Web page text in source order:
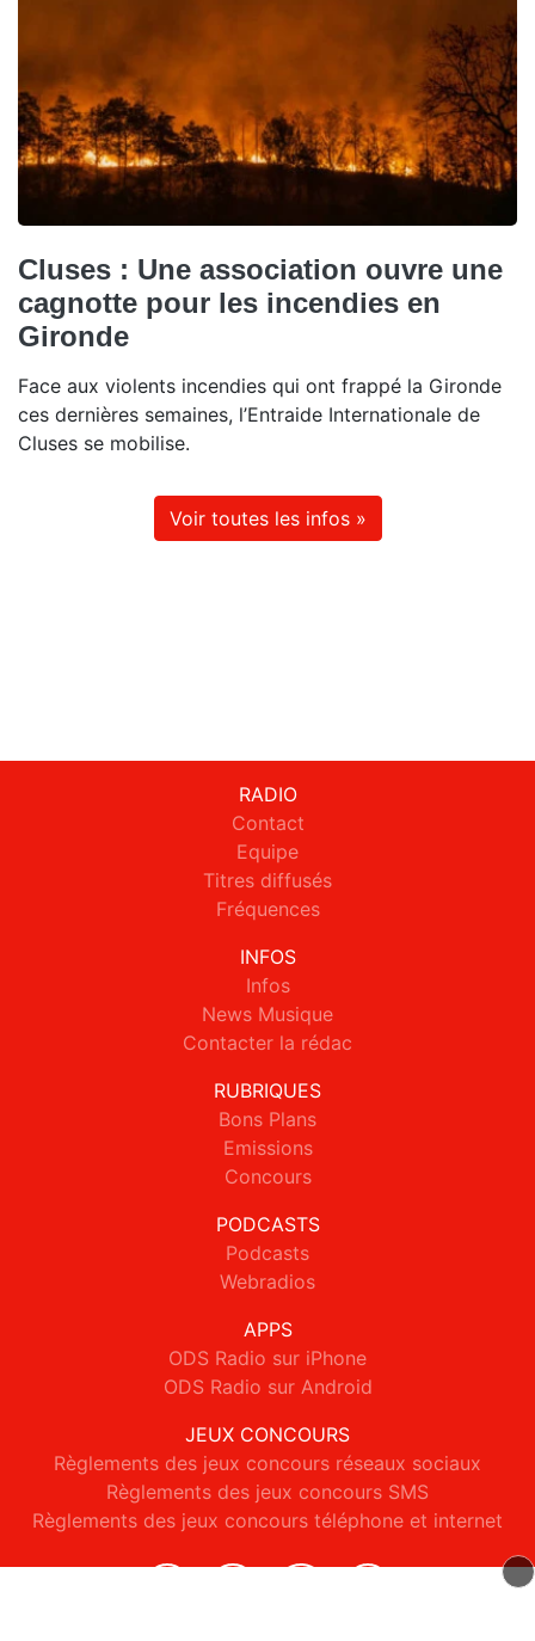
Cluses : Une association ouvre une
cagnotte pour les incendies en
Gironde
Face aux violents incendies qui ont frappé la Gironde
ces dernières semaines, l’Entraide Internationale de
Cluses se mobilise.
Voir toutes les infos »
RADIO
Contact
Equipe
Titres diffusés
Fréquences
INFOS
Infos
News Musique
Contacter la rédac
RUBRIQUES
Bons Plans
Emissions
Concours
PODCASTS
Podcasts
Webradios
APPS
ODS Radio sur iPhone
ODS Radio sur Android
JEUX CONCOURS
Règlements des jeux concours réseaux sociaux
Règlements des jeux concours SMS
Règlements des jeux concours téléphone et internet